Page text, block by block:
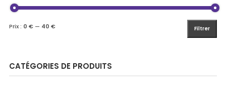
Filtrer
Prix : 0 €— 40 €
CATÉGORIES DE PRODUITS